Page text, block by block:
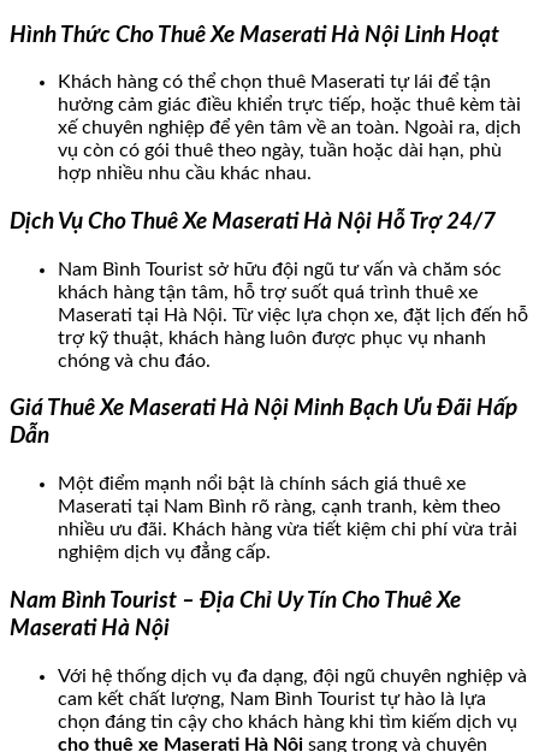
Hình Thức Cho Thuê Xe Maserati Hà Nội Linh Hoạt
Khách hàng có thể chọn thuê Maserati tự lái để tận
hưởng cảm giác điều khiển trực tiếp, hoặc thuê kèm tài
xế chuyên nghiệp để yên tâm về an toàn. Ngoài ra, dịch
vụ còn có gói thuê theo ngày, tuần hoặc dài hạn, phù
hợp nhiều nhu cầu khác nhau.
Dịch Vụ Cho Thuê Xe Maserati Hà Nội Hỗ Trợ 24/7
Nam Bình Tourist sở hữu đội ngũ tư vấn và chăm sóc
khách hàng tận tâm, hỗ trợ suốt quá trình thuê xe
Maserati tại Hà Nội. Từ việc lựa chọn xe, đặt lịch đến hỗ
trợ kỹ thuật, khách hàng luôn được phục vụ nhanh
chóng và chu đáo.
Giá Thuê Xe Maserati Hà Nội Minh Bạch Ưu Đãi Hấp
Dẫn
Một điểm mạnh nổi bật là chính sách giá thuê xe
Maserati tại Nam Bình rõ ràng, cạnh tranh, kèm theo
nhiều ưu đãi. Khách hàng vừa tiết kiệm chi phí vừa trải
nghiệm dịch vụ đẳng cấp.
Nam Bình Tourist – Địa Chỉ Uy Tín Cho Thuê Xe
Maserati Hà Nội
Với hệ thống dịch vụ đa dạng, đội ngũ chuyên nghiệp và
cam kết chất lượng, Nam Bình Tourist tự hào là lựa
chọn đáng tin cậy cho khách hàng khi tìm kiếm dịch vụ
cho thuê xe Maserati Hà Nội sang trọng và chuyên